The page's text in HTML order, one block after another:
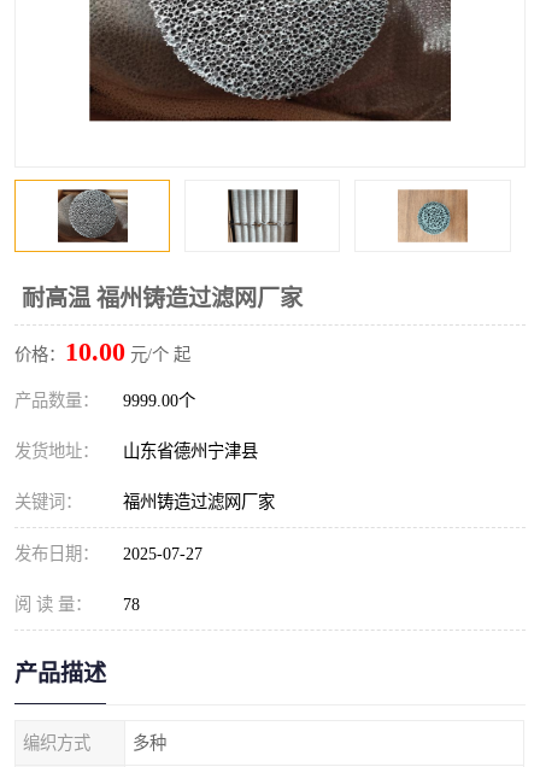
耐高温 福州铸造过滤网厂家
价格： 10.00 元/个 起
产品数量： 9999.00个
发货地址： 山东省德州宁津县
关键词： 福州铸造过滤网厂家
发布日期： 2025-07-27
阅 读 量： 78
产品描述
编织方式 多种